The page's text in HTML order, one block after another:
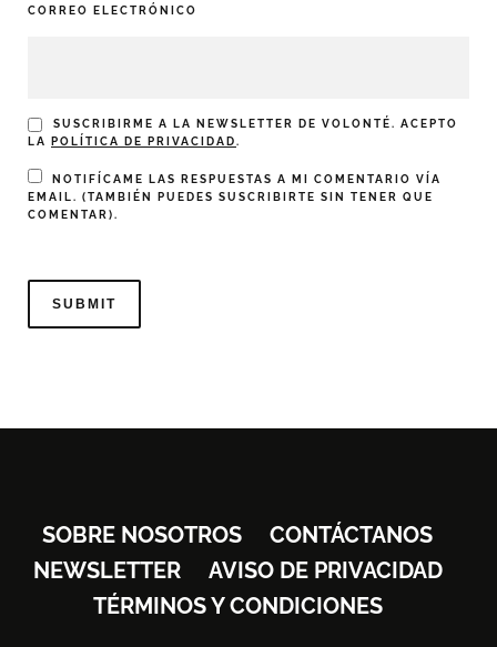
CORREO ELECTRÓNICO
SUSCRIBIRME A LA NEWSLETTER DE VOLONTÉ. ACEPTO
LA
POLÍTICA DE PRIVACIDAD.
NOTIFÍCAME LAS RESPUESTAS A MI COMENTARIO VÍA
EMAIL. (TAMBIÉN PUEDES SUSCRIBIRTE SIN TENER QUE
COMENTAR).
SOBRE NOSOTROS
CONTÁCTANOS
NEWSLETTER
AVISO DE PRIVACIDAD
TÉRMINOS Y CONDICIONES